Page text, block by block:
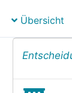
Übersicht